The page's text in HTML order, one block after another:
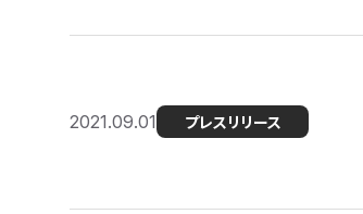
2021.09.01 プレスリリース